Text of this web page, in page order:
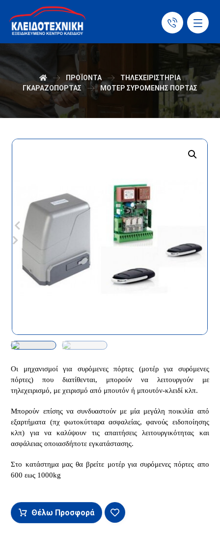
ΠΡΟΪΌΝΤΑ
ΤΗΛΕΧΕΙΡΙΣΤΗΡΙΑ
ΓΚΑΡΑΖΟΠΟΡΤΑΣ
ΜΟΤΕΡ ΣΥΡΟΜΕΝΗΣ ΠΟΡΤΑΣ
Οι μηχανισμοί για συρόμενες πόρτες (μοτέρ για συρόμενες
πόρτες) που διατίθενται, μπορούν να λειτουργούν με
τηλεχειρισμό, με χειρισμό από μπουτόν ή μπουτόν-κλειδί κλπ.
Μπορούν επίσης να συνδυαστούν με μία μεγάλη ποικιλία από
εξαρτήματα (πχ φωτοκύτταρα ασφαλείας, φανούς ειδοποίησης
κλπ) για να καλύψουν τις απαιτήσεις λειτουργικότητας και
ασφάλειας οποιασδήποτε εγκατάστασης.
Στο κατάστημα μας θα βρείτε μοτέρ για συρόμενες πόρτες απο
600 εως 1000kg
Θέλω Προσφορά